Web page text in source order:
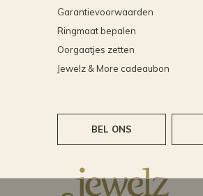
Garantievoorwaarden
Ringmaat bepalen
Oorgaatjes zetten
Jewelz & More cadeaubon
BEL ONS